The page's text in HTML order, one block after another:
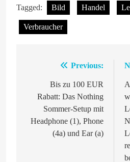
Tagged: Bild Handel
Verbraucher
Beitragsnavigation
Previous:
Bis zu 100 EUR
Rabatt: Das Nothing
Sommer-Setup mit
Headphone (1), Phone
(4a) und Ear (a)